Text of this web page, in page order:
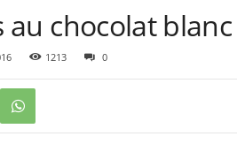
au chocolat blanc
1213 0